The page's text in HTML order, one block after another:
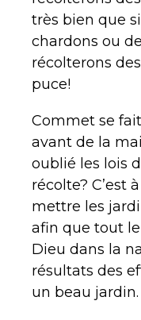
très bien que
chardons ou
récolterons
puce!
Commet se
avant de la
oublié les lois
récolte? C’est
mettre les
afin que tout
Dieu dans la
résultats des
un beau jardin.